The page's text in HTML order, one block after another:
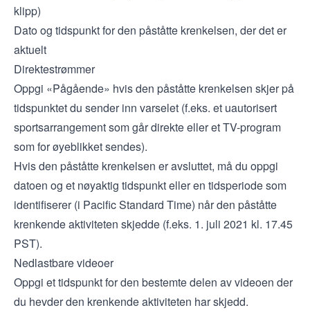
klipp)
Dato og tidspunkt for den påståtte krenkelsen, der det er
aktuelt
Direktestrømmer
Oppgi «Pågående» hvis den påståtte krenkelsen skjer på
tidspunktet du sender inn varselet (f.eks. et uautorisert
sportsarrangement som går direkte eller et TV-program
som for øyeblikket sendes).
Hvis den påståtte krenkelsen er avsluttet, må du oppgi
datoen og et nøyaktig tidspunkt eller en tidsperiode som
identifiserer (i Pacific Standard Time) når den påståtte
krenkende aktiviteten skjedde (f.eks. 1. juli 2021 kl. 17.45
PST).
Nedlastbare videoer
Oppgi et tidspunkt for den bestemte delen av videoen der
du hevder den krenkende aktiviteten har skjedd.